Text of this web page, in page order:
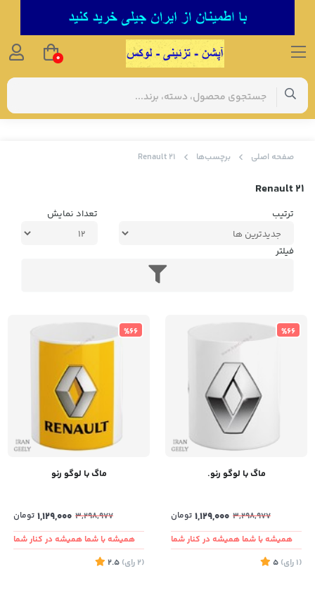
صفحه اصلی برچسب‌ها Renault 21
Renault 21
ترتیب تعداد نمایش
فیلتر
%66
ماگ با لوگو رنو.
3,298,977
1,129,000 تومان
همیشه با شما همیشه در کنار شما
(1 رای)
5
%66
ماگ با لوگو رنو
3,298,977
1,129,000 تومان
همیشه با شما همیشه در کنار شما
(2 رای)
2.5
0